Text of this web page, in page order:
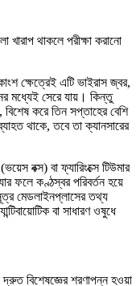
খারাপ থাকলে পরীক্ষা করানো
ক্ষেত্রেই এটি ভাইরাস জ্বর,
মধ্যেই সেরে যায়। কিন্তু
বিশেষ করে তিন সপ্তাহের বেশি
থাকে, তবে তা ক্যানসারের
বক্স) বা ফ্যারিংক্সে টিউমার
ফলে কণ্ঠস্বর পরিবর্তন হয়ে
মেডলাইনপ্লাসের তথ্য
বা সাধারণ ওষুধে
দ্রুত বিশেষজ্ঞের শরণাপন্ন হওয়া